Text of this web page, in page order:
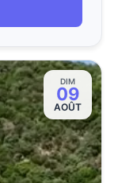
DIM
09
AOÛT